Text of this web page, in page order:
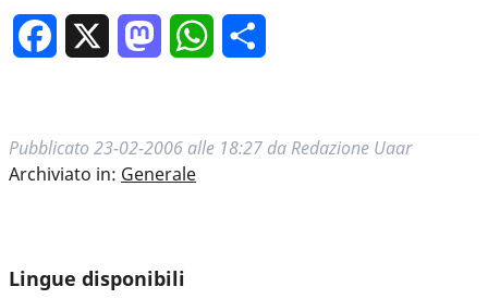
Facebook MastodonWhatsApp
Pubblicato 23-02-2006 alle 18:27 da Redazione Uaar
Archiviato in: Generale
Lingue disponibili